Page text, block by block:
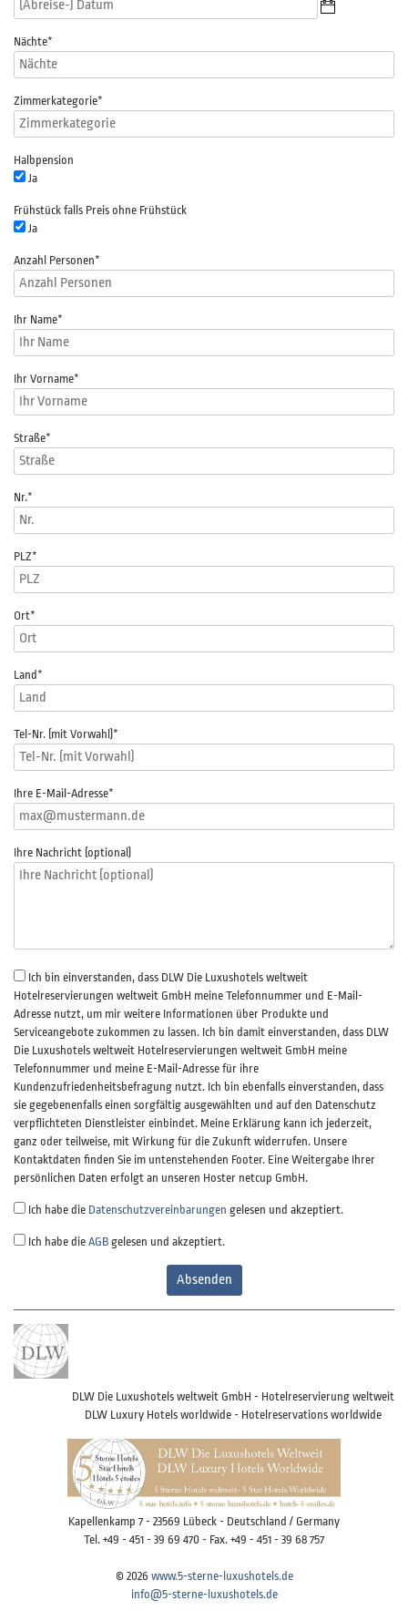
Nächte*
Zimmerkategorie*
Halbpension
Ja
Frühstück falls Preis ohne Frühstück
Ja
Anzahl Personen*
Ihr Name*
Ihr Vorname*
Straße*
Nr.*
PLZ*
Ort*
Land*
Tel-Nr. (mit Vorwahl) *
Ihre E-Mail-Adresse*
Ihre Nachricht (optional)
Ich bin einverstanden, dass DLW Die Luxushotels weltweit
Hotelreservierungen weltweit GmbH meine Telefonnummer und E-Mail-
Adresse nutzt, um mir weitere Informationen über Produkte und
Serviceangebote zukommen zu lassen. Ich bin damit einverstanden, dass DLW
Die Luxushotels weltweit Hotelreservierungen weltweit GmbH meine
Telefonnummer und meine E-Mail-Adresse für ihre
Kundenzufriedenheitsbefragung nutzt. Ich bin ebenfalls einverstanden, dass
sie gegebenenfalls einen sorgfältig ausgewählten und auf den Datenschutz
verpflichteten Dienstleister einbindet. Meine Erklärung kann ich jederzeit,
ganz oder teilweise, mit Wirkung für die Zukunft widerrufen. Unsere
Kontaktdaten finden Sie im untenstehenden Footer. Eine Weitergabe Ihrer
persönlichen Daten erfolgt an unseren Hoster netcup GmbH.
Ich habe die Datenschutzvereinbarungen gelesen und akzeptiert.
Ich habe die AGB gelesen und akzeptiert.
Absenden
DLW Die Luxushotels weltweit GmbH - Hotelreservierung weltweit
DLW Luxury Hotels worldwide - Hotelreservations worldwide
Kapellenkamp 7 - 23569 Lübeck - Deutschland / Germany
Tel. +49 - 451 - 39 69 470 - Fax. +49 - 451 - 39 68 757
© 2026 www.5-sterne-luxushotels.de
info@5-sterne-luxushotels.de